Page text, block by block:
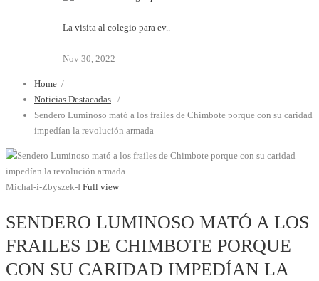
La visita al colegio para ev..
Nov 30, 2022
Home /
Noticias Destacadas /
Sendero Luminoso mató a los frailes de Chimbote porque con su caridad
impedían la revolución armada
Michal-i-Zbyszek-I Full view
SENDERO LUMINOSO MATÓ A LOS
FRAILES DE CHIMBOTE PORQUE
CON SU CARIDAD IMPEDÍAN LA